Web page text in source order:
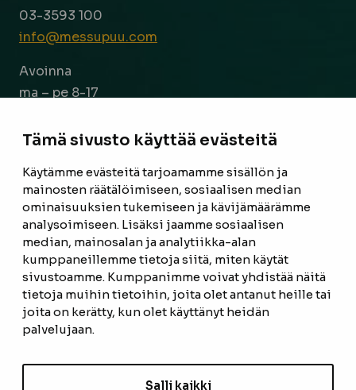
Tämä sivusto käyttää evästeitä
Käytämme evästeitä tarjoamamme sisällön ja
mainosten räätälöimiseen, sosiaalisen median
ominaisuuksien tukemiseen ja kävijämäärämme
analysoimiseen. Lisäksi jaamme sosiaalisen
median, mainosalan ja analytiikka-alan
kumppaneillemme tietoja siitä, miten käytät
sivustoamme. Kumppanimme voivat yhdistää näitä
tietoja muihin tietoihin, joita olet antanut heille tai
joita on kerätty, kun olet käyttänyt heidän
palvelujaan.
Salli kaikki
03-3593 100
info@messupuu.com
Avoinna
ma – pe 8-17
ETUSIVU
TUOTTEET
REFERENSSIT
OTA YHTEYTTÄ
TIETOSUOJASELOSTE